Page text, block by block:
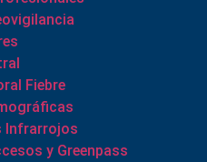
Fiebre
Infrarrojos
y Greenpass